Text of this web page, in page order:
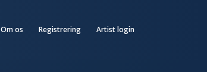
Om os Registrering Artist login